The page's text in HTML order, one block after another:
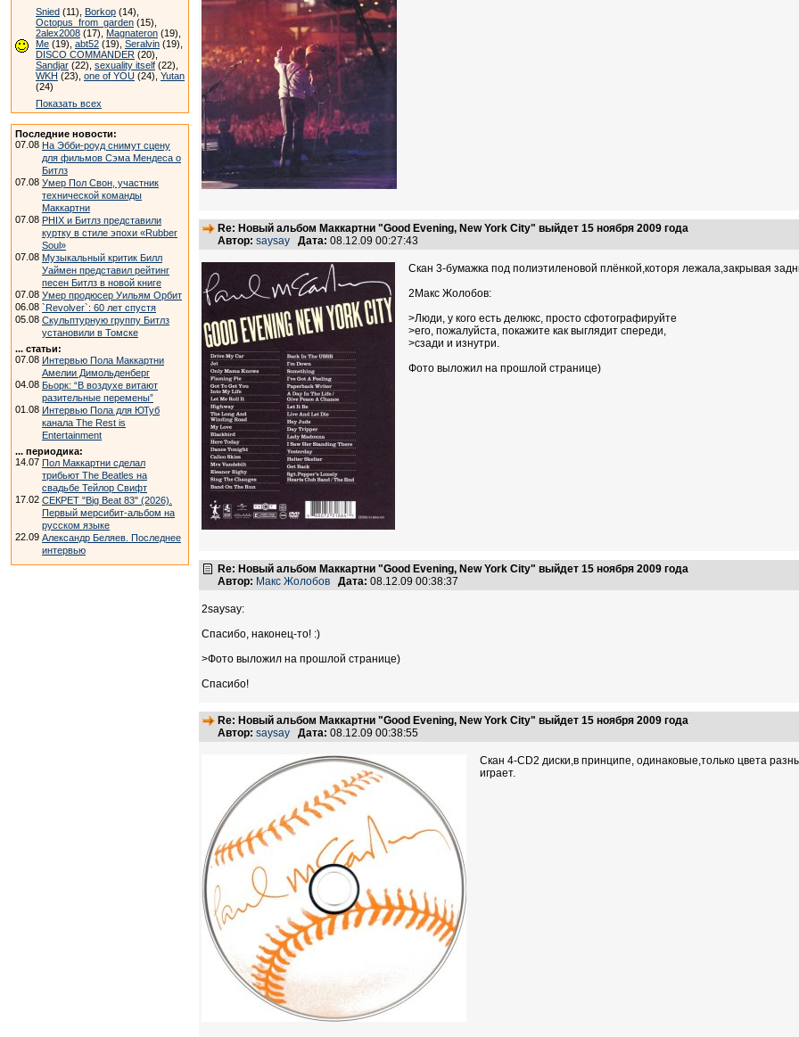
Snied (11), Borkop (14),
Octopus_from_garden (15),
2alex2008 (17), Magnateron (19),
Me (19), abt52 (19), Seralvin (19),
DISCO COMMANDER (20),
Sandjar (22), sexuality itself (22),
WKH (23), one of YOU (24), Yutan
(24)
Показать всех
Последние новости:
07.08 На Эбби-роуд снимут сцену
для фильмов Сэма Мендеса о
Битлз
07.08 Умер Пол Свон, участник
технической команды
Маккартни
07.08 PHIX и Битлз представили
куртку в стиле эпохи «Rubber
Soul»
07.08 Музыкальный критик Билл
Уаймен представил рейтинг
песен Битлз в новой книге
07.08 Умер продюсер Уильям Орбит
06.08 `Revolver`: 60 лет спустя
05.08 Скульптурную группу Битлз
установили в Томске
... статьи:
07.08 Интервью Пола Маккартни
Амелии Димольденберг
04.08 Бьорк: “В воздухе витают
разительные перемены”
01.08 Интервью Пола для ЮТуб
канала The Rest is
Entertainment
... периодика:
14.07 Пол Маккартни сделал
трибьют The Beatles на
свадьбе Тейлор Свифт
17.02 СЕКРЕТ "Big Beat 83" (2026).
Первый мерсибит-альбом на
русском языке
22.09 Александр Беляев. Последнее
интервью
Re: Новый альбом Маккартни "Good Evening, New York City" выйдет 15 ноября 2009 года
Автор: saysay Дата: 08.12.09 00:27:43
Скан 3-бумажка под полиэтиленовой плёнкой,которя лежала,закрывая
2Макс Жолобов:
>Люди, у кого есть делюкс, просто сфотографируйте
>его, пожалуйста, покажите как выглядит спереди,
>сзади и изнутри.
Фото выложил на прошлой странице)
Re: Новый альбом Маккартни "Good Evening, New York City" выйдет 15 ноября 2009 года
Автор: Макс Жолобов Дата: 08.12.09 00:38:37
2saysay:
Спасибо, наконец-то! :)
>Фото выложил на прошлой странице)
Спасибо!
Re: Новый альбом Маккартни "Good Evening, New York City" выйдет 15 ноября 2009 года
Автор: saysay Дата: 08.12.09 00:38:55
Скан 4-СD2 диски,в принципе, одинаковые,только цвета
играет.